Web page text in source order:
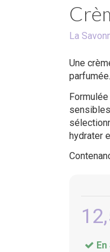
La
Une
parfumée.
hydrater